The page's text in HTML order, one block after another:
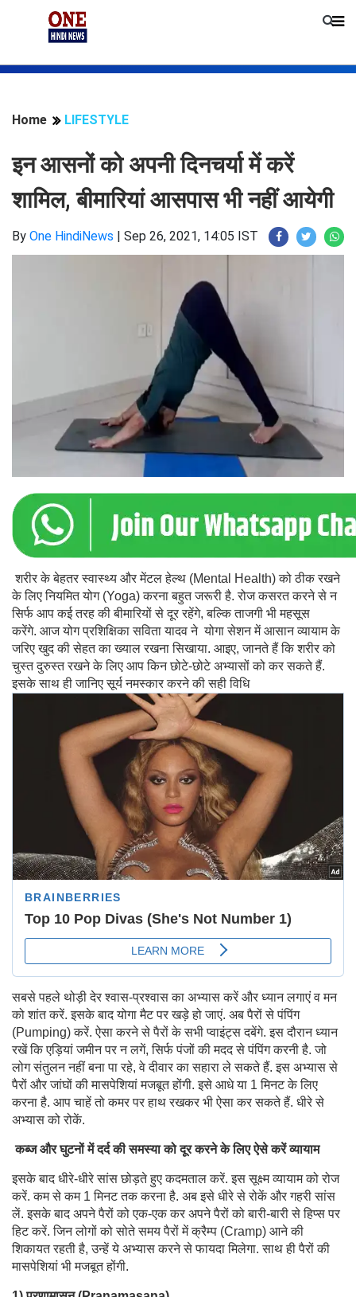
Home LIFESTYLE
इन आसनों को अपनी दिनचर्या में करें
शामिल, बीमारियां आसपास भी नहीं आयेगी
By One HindiNews | Sep 26, 2021, 14:05 IST
शरीर के बेहतर स्वास्थ्य और मेंटल हेल्थ (Mental Health) को ठीक रखने
के लिए नियमित योग (Yoga) करना बहुत जरूरी है. रोज कसरत करने से न
सिर्फ आप कई तरह की बीमारियों से दूर रहेंगे, बल्कि ताजगी भी महसूस
करेंगे. आज योग प्रशिक्षिका सविता यादव ने योगा सेशन में आसान व्यायाम के
जरिए खुद की सेहत का ख्याल रखना सिखाया. आइए, जानते हैं कि शरीर को
चुस्त दुरुस्त रखने के लिए आप किन छोटे-छोटे अभ्यासों को कर सकते हैं.
इसके साथ ही जानिए सूर्य नमस्कार करने की सही विधि
सबसे पहले थोड़ी देर श्वास-प्रश्वास का अभ्यास करें और ध्यान लगाएं व मन
को शांत करें. इसके बाद योगा मैट पर खड़े हो जाएं. अब पैरों से पंपिंग
(Pumping) करें. ऐसा करने से पैरों के सभी प्वाइंट्स दबेंगे. इस दौरान ध्यान
रखें कि एड़ियां जमीन पर न लगें, सिर्फ पंजों की मदद से पंपिंग करनी है. जो
लोग संतुलन नहीं बना पा रहे, वे दीवार का सहारा ले सकते हैं. इस अभ्यास से
पैरों और जांघों की मासपेशियां मजबूत होंगी. इसे आधे या 1 मिनट के लिए
करना है. आप चाहें तो कमर पर हाथ रखकर भी ऐसा कर सकते हैं. धीरे से
अभ्यास को रोकें.
कब्ज और घुटनों में दर्द की समस्या को दूर करने के लिए ऐसे करें व्यायाम
इसके बाद धीरे-धीरे सांस छोड़ते हुए कदमताल करें. इस सूक्ष्म व्यायाम को रोज
करें. कम से कम 1 मिनट तक करना है. अब इसे धीरे से रोकें और गहरी सांस
लें. इसके बाद अपने पैरों को एक-एक कर अपने पैरों को बारी-बारी से हिप्स पर
हिट करें. जिन लोगों को सोते समय पैरों में क्रैम्प (Cramp) आने की
शिकायत रहती है, उन्हें ये अभ्यास करने से फायदा मिलेगा. साथ ही पैरों की
मासपेशियां भी मजबूत होंगी.